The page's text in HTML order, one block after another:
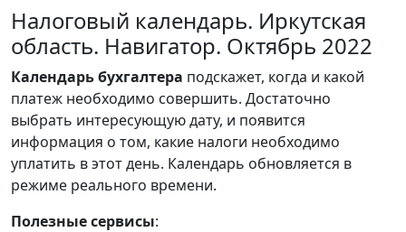
Налоговый календарь. Иркутская
область. Навигатор. Октябрь 2022
Календарьбухгалтера подскажет, когда и какой
платеж необходимо совершить. Достаточно
выбрать интересующую дату, и появится
информация о том, какие налоги необходимо
уплатить в этот день. Календарь обновляется в
режиме реального времени.
Полезные сервисы: